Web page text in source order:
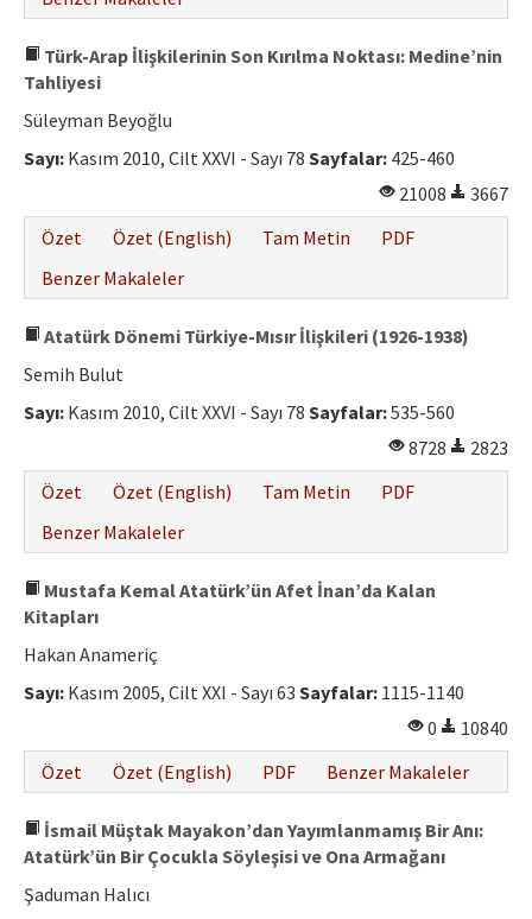
Türk-Arap İlişkilerinin Son Kırılma Noktası: Medine’nin
Tahliyesi
Süleyman Beyoğlu
Sayı: Kasım 2010, Cilt XXVI - Sayı 78 Sayfalar: 425-460
21008
3667
Özet
Özet (English) Tam Metin
PDF
Benzer Makaleler
Atatürk Dönemi Türkiye-Mısır İlişkileri (1926-1938)
Semih Bulut
Sayı: Kasım 2010, Cilt XXVI - Sayı 78 Sayfalar:535-560
8728
2823
Özet
Özet (English) Tam Metin
PDF
Benzer Makaleler
Mustafa Kemal Atatürk’ün Afet İnan’da Kalan
Kitapları
Hakan Anameriç
Sayı: Kasım 2005, Cilt XXI - Sayı 63 Sayfalar: 1115-1140
0
10840
Özet
Özet (English) PDF Benzer Makaleler
İsmail Müştak Mayakon’dan Yayımlanmamış Bir Anı:
Atatürk’ün Bir Çocukla Söyleşisi ve Ona Armağanı
Şaduman Halıcı